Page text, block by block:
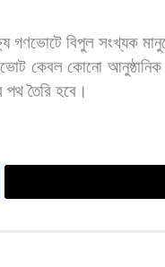
গণভোটে বিপুল সংখ্যক
কেবল কোনো আনুষ্ঠানিক
পথ তৈরি হবে।